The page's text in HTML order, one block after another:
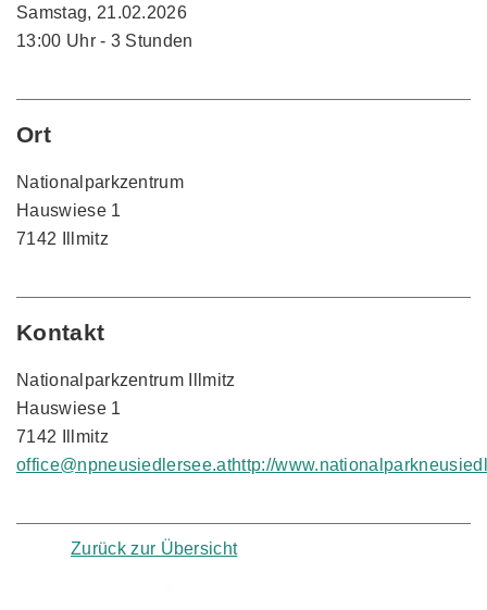
Samstag, 21.02.2026
13:00 Uhr - 3 Stunden
Ort
Nationalparkzentrum
Hauswiese 1
7142 Illmitz
Kontakt
Nationalparkzentrum Illmitz
Hauswiese 1
7142 Illmitz
office@npneusiedlersee.athttp://
Zurück zur Übersicht